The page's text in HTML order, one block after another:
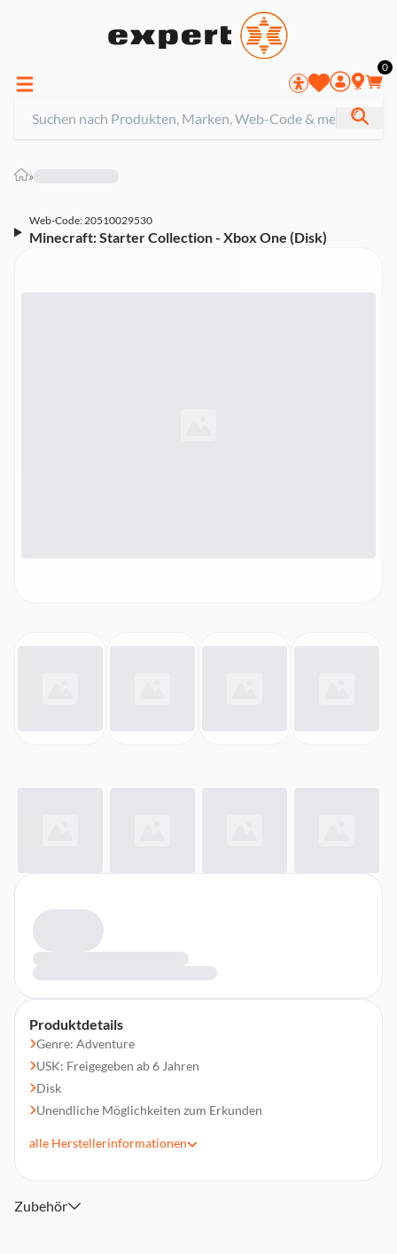
0
»
Web-Code: 20510029530
Minecraft: Starter Collection - Xbox One (Disk)
Produktdetails
Genre: Adventure
USK: Freigegeben ab 6 Jahren
Disk
Unendliche Möglichkeiten zum Erkunden
alle Herstellerinformationen
Zubehör